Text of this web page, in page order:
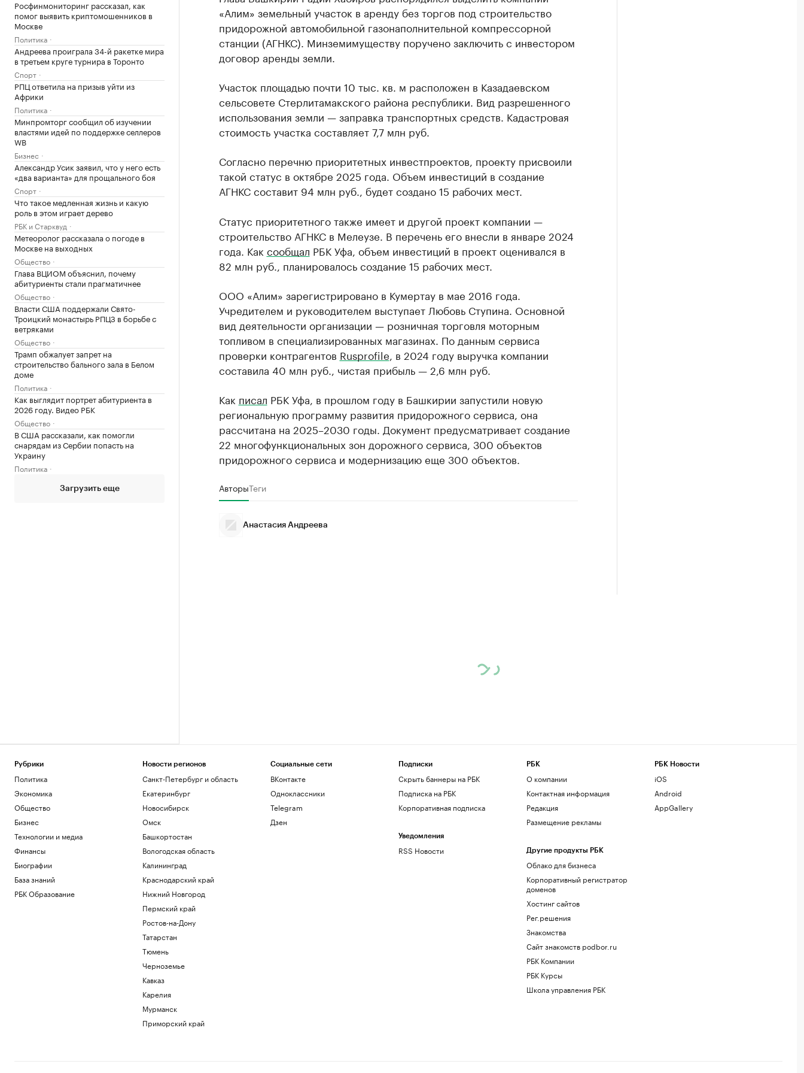
Росфинмониторинг рассказал, как
помог выявить криптомошенников в
Москве
Политика
Андреева проиграла 34-й ракетке мира
в третьем круге турнира в Торонто
Спорт
РПЦ ответила на призыв уйти из
Африки
Политика
Минпромторг сообщил об изучении
властями идей по поддержке селлеров
WB
Бизнес
Александр Усик заявил, что у него есть
«два варианта» для прощального боя
Спорт
Что такое медленная жизнь и какую
роль в этом играет дерево
РБК и Старквуд
Метеоролог рассказала о погоде в
Москве на выходных
Общество
Глава ВЦИОМ объяснил, почему
абитуриенты стали прагматичнее
Общество
Власти США поддержали Свято-
Троицкий монастырь РПЦЗ в борьбе с
ветряками
Общество
Трамп обжалует запрет на
строительство бального зала в Белом
доме
Политика
Как выглядит портрет абитуриента в
2026 году. Видео РБК
Общество
В США рассказали, как помогли
снарядам из Сербии попасть на
Украину
Политика
Загрузить еще
«Алим» земельный участок в аренду без торгов под строительство
придорожной автомобильной газонаполнительной компрессорной
станции (АГНКС). Минземимуществу поручено заключить с инвестором
договор аренды земли.
Участок площадью почти 10 тыс. кв. м расположен в Казадаевском
сельсовете Стерлитамакского района республики. Вид разрешенного
использования земли — заправка транспортных средств. Кадастровая
стоимость участка составляет 7,7 млн руб.
Согласно перечню приоритетных инвестпроектов, проекту присвоили
такой статус в октябре 2025 года. Объем инвестиций в создание
АГНКС составит 94 млн руб., будет создано 15 рабочих мест.
Статус приоритетного также имеет и другой проект компании —
строительство АГНКС в Мелеузе. В перечень его внесли в январе 2024
года. Как сообщал РБК Уфа, объем инвестиций в проект оценивался в
82 млн руб., планировалось создание 15 рабочих мест.
ООО «Алим» зарегистрировано в Кумертау в мае 2016 года.
Учредителем и руководителем выступает Любовь Ступина. Основной
вид деятельности организации — розничная торговля моторным
топливом в специализированных магазинах. По данным сервиса
проверки контрагентов Rusprofile , в 2024 году выручка компании
составила 40 млн руб., чистая прибыль — 2,6 млн руб.
Как писал РБК Уфа, в прошлом году в Башкирии запустили новую
региональную программу развития придорожного сервиса, она
рассчитана на 2025–2030 годы. Документ предусматривает создание
22 многофункциональных зон дорожного сервиса, 300 объектов
придорожного сервиса и модернизацию еще 300 объектов.
АвторыТеги
Анастасия Андреева
Рубрики
Политика
Экономика
Общество
Бизнес
Технологии и медиа
Финансы
Биографии
База знаний
РБК Образование
Новости регионов
Санкт-Петербург и область
Екатеринбург
Новосибирск
Омск
Башкортостан
Вологодская область
Калининград
Краснодарский край
Нижний Новгород
Пермский край
Ростов-на-Дону
Татарстан
Тюмень
Черноземье
Кавказ
Карелия
Мурманск
Приморский край
Социальные сети
ВКонтакте
Одноклассники
Telegram
Дзен
Подписки
Скрыть баннеры на РБК
Подписка на РБК
Корпоративная подписка
Уведомления
RSS Новости
РБК
О компании
Контактная информация
Редакция
Размещение рекламы
Другие продукты РБК
Облако для бизнеса
Корпоративный регистратор
доменов
Хостинг сайтов
Рег.решения
Знакомства
Сайт знакомств podbor.ru
РБК Компании
РБК Курсы
Школа управления РБК
РБК Новости
iOS
Android
AppGallery